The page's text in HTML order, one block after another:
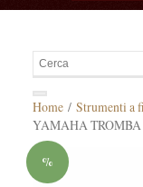
Home/ Strumenti a
YAMAHA
%